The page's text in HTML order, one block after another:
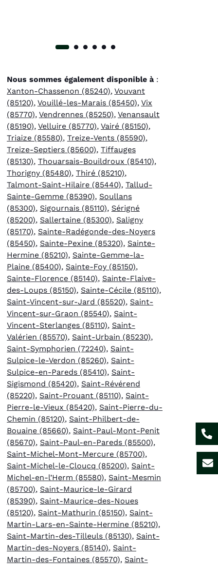
Nous sommes également disponible à :
Xanton-Chassenon (85240), Vouvant
(85120), Vouillé-les-Marais (85450), Vix
(85770), Vendrennes (85250), Venansault
(85190), Velluire (85770), Vairé (85150),
Triaize (85580), Treize-Vents (85590),
Treize-Septiers (85600), Tiffauges
(85130), Thouarsais-Bouildroux (85410),
Thorigny (85480), Thiré (85210),
Talmont-Saint-Hilaire (85440), Tallud-
Sainte-Gemme (85390), Soullans
(85300), Sigournais (85110), Sérigné
(85200), Sallertaine (85300), Saligny
(85170), Sainte-Radégonde-des-Noyers
(85450), Sainte-Pexine (85320), Sainte-
Hermine (85210), Sainte-Gemme-la-
Plaine (85400), Sainte-Foy (85150),
Sainte-Florence (85140), Sainte-Flaive-
des-Loups (85150), Sainte-Cécile (85110),
Saint-Vincent-sur-Jard (85520), Saint-
Vincent-sur-Graon (85540), Saint-
Vincent-Sterlanges (85110), Saint-
Valérien (85570), Saint-Urbain (85230),
Saint-Symphorien (72240), Saint-
Sulpice-le-Verdon (85260), Saint-
Sulpice-en-Pareds (85410), Saint-
Sigismond (85420), Saint-Révérend
(85220), Saint-Prouant (85110), Saint-
Pierre-le-Vieux (85420), Saint-Pierre-du-
Chemin (85120), Saint-Philbert-de-
Bouaine (85660), Saint-Paul-Mont-Penit
(85670), Saint-Paul-en-Pareds (85500),
Saint-Michel-Mont-Mercure (85700),
Saint-Michel-le-Cloucq (85200), Saint-
Michel-en-l’Herm (85580), Saint-Mesmin
(85700), Saint-Maurice-le-Girard
(85390), Saint-Maurice-des-Noues
(85120), Saint-Mathurin (85150), Saint-
Martin-Lars-en-Sainte-Hermine (85210),
Saint-Martin-des-Tilleuls (85130), Saint-
Martin-des-Noyers (85140), Saint-
Martin-des-Fontaines (85570), Saint-